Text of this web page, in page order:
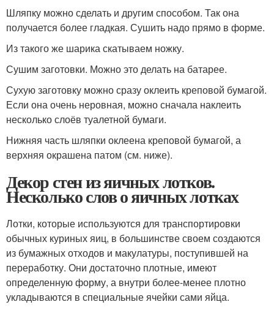
Шляпку можно сделать и другим способом. Так она
получается более гладкая. Сушить надо прямо в форме.
Из такого же шарика скатываем ножку.
Сушим заготовки. Можно это делать на батарее.
Сухую заготовку можно сразу оклеить креповой бумагой.
Если она очень неровная, можно сначала наклеить
несколько слоёв туалетной бумаги.
Нижняя часть шляпки оклеена креповой бумагой, а
верхняя окрашена патом (см. ниже).
Декор стен из яичных лотков.
Несколько слов о яичных лотках
Лотки, которые используются для транспортировки
обычных куриных яиц, в большинстве своем создаются
из бумажных отходов и макулатуры, поступившей на
переработку. Они достаточно плотные, имеют
определенную форму, а внутри более-менее плотно
укладываются в специальные ячейки сами яйца.